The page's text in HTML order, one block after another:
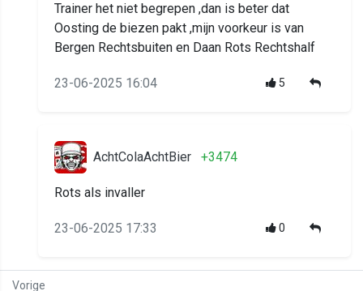
Trainer het niet begrepen ,dan is beter dat
Oosting de biezen pakt ,mijn voorkeur is van
Bergen Rechtsbuiten en Daan Rots Rechtshalf
23-06-2025 16:04 5
AchtColaAchtBier +3474
Rots als invaller
23-06-2025 17:33 0
Vorige